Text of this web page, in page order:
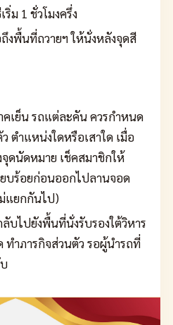
ม 1 ชั่วโมงครึ่ง
งพื้นที่ถวายฯ ให้นั่งหลังจุดสี
เย็น รถแต่ละคัน ควรกำหนด
ตำแหน่งใดหรือเสาใด เมื่อ
จุดนัดหมาย เช็คสมาชิกให้
บร้อยก่อนออกไปลานจอด
แยกกันไป)
บไปยังพื้นที่นั่งรับรองใต้วิหาร
ทำภารกิจส่วนตัว รอผู้นำรถที่